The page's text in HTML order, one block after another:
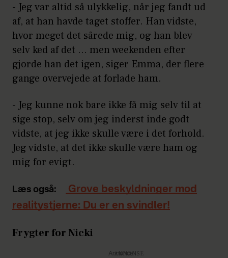
- Jeg var altid så ulykkelig, når jeg fandt ud
af, at han havde taget stoffer. Han vidste,
hvor meget det sårede mig, og han blev
selv ked af det ... men weekenden efter
gjorde han det igen, siger Emma, der flere
gange overvejede at forlade ham.
- Jeg kunne nok bare ikke få mig selv til at
sige stop, selv om jeg inderst inde godt
vidste, at jeg ikke skulle være i det forhold.
Jeg vidste, at det ikke skulle være ham og
mig for evigt.
Læs også:
Grove beskyldninger mod
realitystjerne: Du er en svindler!
Frygter for Nicki
Annonce